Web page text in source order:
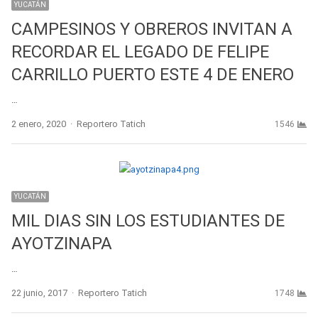
YUCATÁN
CAMPESINOS Y OBREROS INVITAN A
RECORDAR EL LEGADO DE FELIPE
CARRILLO PUERTO ESTE 4 DE ENERO
…
2 enero, 2020 Author
Reportero Tatich 1546
YUCATÁN
MIL DIAS SIN LOS ESTUDIANTES DE
AYOTZINAPA
…
22 junio, 2017 Author
Reportero Tatich 1748